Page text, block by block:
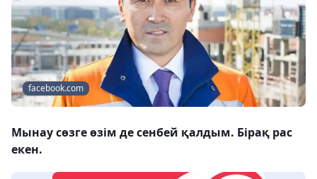
facebook.com
Мынау сөзге өзім де сенбей қалдым. Бірақ рас
екен.